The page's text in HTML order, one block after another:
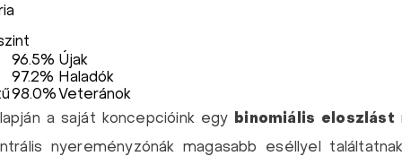
96.5% Újak
97.2% Haladók
98.0% Veteránok
a saját koncepcióink egy
binomiális eloszlást
nyereményzónák magasabb eséllyel